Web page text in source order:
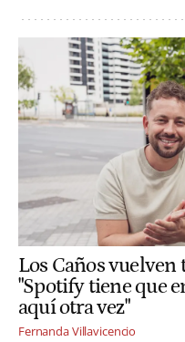
Los Caños vuelven
"Spotify tiene que
aquí otra vez"
Fernanda Villavicencio